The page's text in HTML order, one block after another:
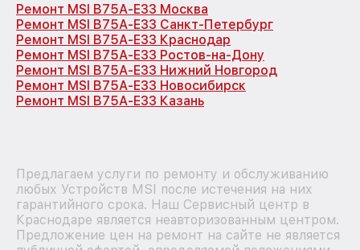
Ремонт MSI B75A-E33 Москва
Ремонт MSI B75A-E33 Санкт-Петербург
Ремонт MSI B75A-E33 Краснодар
Ремонт MSI B75A-E33 Ростов-на-Дону
Ремонт MSI B75A-E33 Нижний Новгород
Ремонт MSI B75A-E33 Новосибирск
Ремонт MSI B75A-E33 Казань
Предлагаем услуги по ремонту и обслуживанию
любых Устройств MSI после истечения на них
гарантийного срока. Наш Сервисный центр в
Краснодаре является неавторизованным центром.
Предложение цен на ремонт на сайте не является